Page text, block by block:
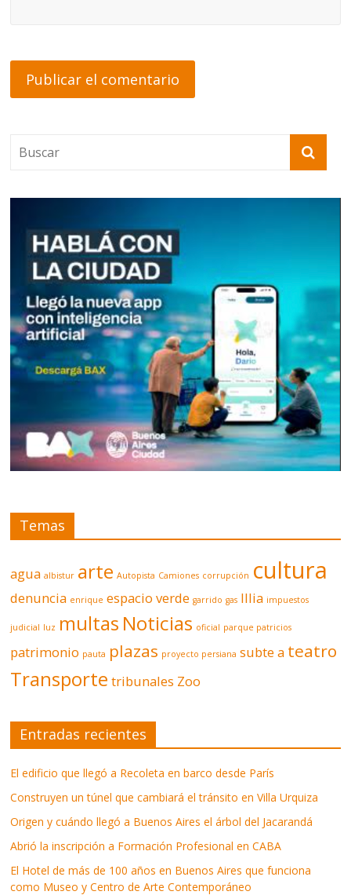
Temas
agua albistur arte Autopista Camiones corrupción cultura
denuncia enrique espacio verde garrido gas Illia impuestos
judicial luz multas Noticias oficial parque patricios
patrimonio pauta plazas proyecto persiana subte a teatro
Transporte tribunales Zoo
Entradas recientes
El edificio que llegó a Recoleta en barco desde París
Construyen un túnel que cambiará el tránsito en Villa Urquiza
Origen y cuándo llegó a Buenos Aires el árbol del Jacarandá
Abrió la inscripción a Formación Profesional en CABA
El Hotel de más de 100 años en Buenos Aires que funciona
como Museo y Centro de Arte Contemporáneo